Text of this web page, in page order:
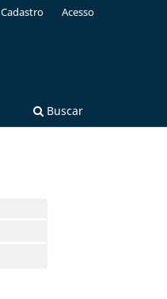
Buscar
Cadastro Acesso